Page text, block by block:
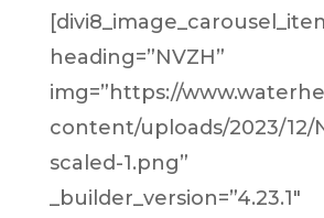
heading=”NVZH”
img=”https://
content/uploads/2023/12/
scaled-1.png”
_builder_version=”4.23.1″